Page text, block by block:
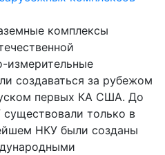
комплексы
измерительные
создаваться за рубежом
первых КА США. До
только в
НКУ были созданы